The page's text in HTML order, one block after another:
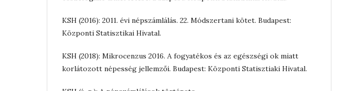
KSH (2016): 2011. évi népszámlálás. 22. Módszertani kötet. Budapest:
Központi Statisztikai Hivatal.
KSH (2018): Mikrocenzus 2016. A fogyatékos és az egészségi ok miatt
korlátozott népesség jellemzői. Budapest: Központi Statisztiaki Hivatal.